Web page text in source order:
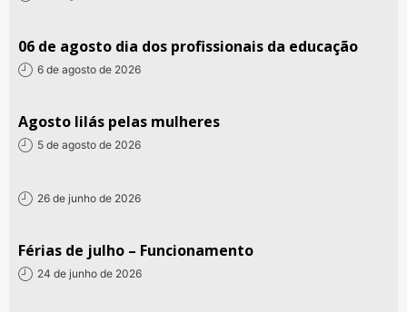
06 de agosto dia dos profissionais da educação
6 de agosto de 2026
Agosto lilás pelas mulheres
5 de agosto de 2026
26 de junho de 2026
Férias de julho – Funcionamento
24 de junho de 2026